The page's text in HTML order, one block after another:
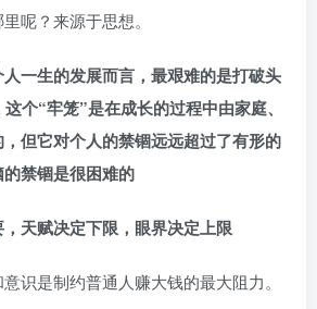
呢？来源于思想。
一生的发展而言，最艰难的是打破头
个“牢笼”是在成长的过程中由家庭、
但它对个人的禁锢远远超过了有形的
禁锢是很困难的
天赋决定下限，眼界决定上限
识是制约普通人赚大钱的最大阻力。